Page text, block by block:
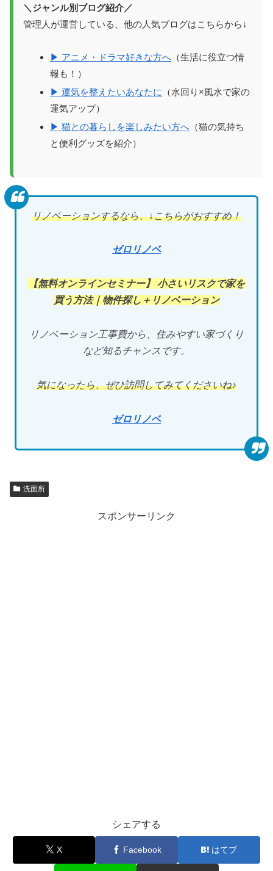
＼ジャンル別ブログ紹介／
管理人が運営している、他の人気ブログはこちらから↓
▶ アニメ・ドラマ好きな方へ （生活に役立つ情
報も！）
▶ 運気を整えたいあなたに
（水回り×風水で家の
運気アップ）
▶ 猫との暮らしを楽しみたい方へ （猫の気持ち
と便利グッズを紹介）
リノベーションするなら、↓こちらがおすすめ！
ゼロリノベ
【無料オンラインセミナー】 小さいリスクで家を
買う方法｜物件探し＋リノベーション
リノベーション工事費から、住みやすい家づくり
など知るチャンスです。
気になったら、ぜひ訪問してみてくださいね♪
ゼロリノベ
洗面所
スポンサーリンク
シェアする
X Facebook はてブ